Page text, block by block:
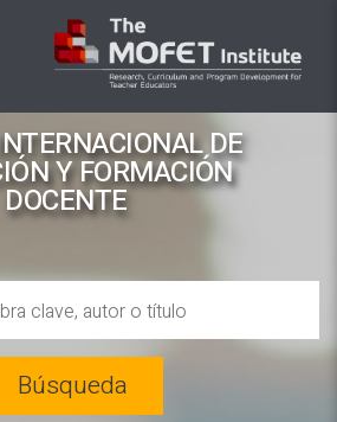
DE
Y FORMACIÓN
DOCENTE
Búsqueda